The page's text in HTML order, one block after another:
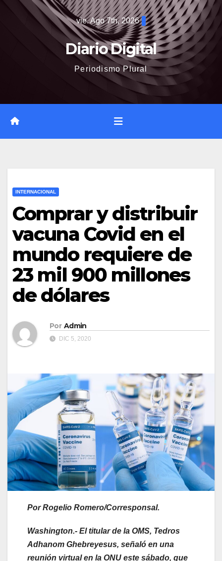
vie. Ago 7th, 2026
Diario Digital
Periodismo Plural
INTERNACIONAL
Comprar y distribuir
vacuna Covid en el
mundo requiere de
23 mil 900 millones
de dólares
Por Admin
DIC 5, 2020
Por Rogelio Romero/Corresponsal.
Washington.- El titular de la OMS, Tedros
Adhanom Ghebreyesus, señaló en una
reunión virtual en la ONU este sábado, que